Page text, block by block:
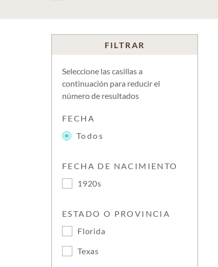
FILTRAR
Seleccione las casillas a
continuación para reducir el
número de resultados
FECHA
Todos
FECHA DE NACIMIENTO
1920s
ESTADO O PROVINCIA
Florida
Texas